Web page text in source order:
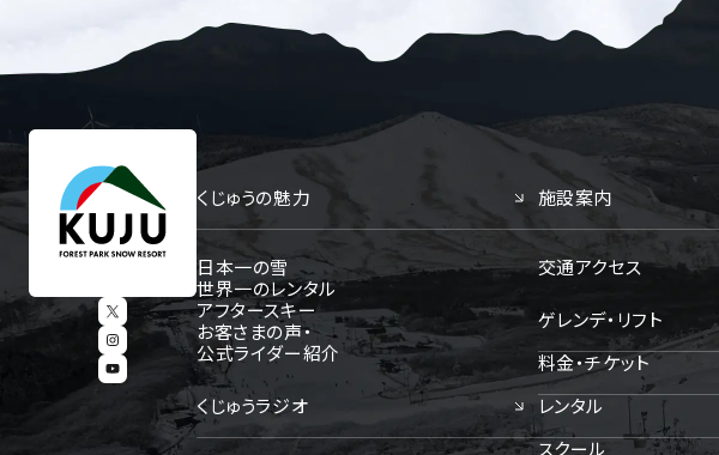
くじゅうの魅力
日本一の雪
世界一のレンタル
アフタースキー
お客さまの声・
公式ライダー紹介
くじゅうラジオ
施設案内
交通アクセス
ゲレンデ・リフト
料金・チケット
レンタル
スクール